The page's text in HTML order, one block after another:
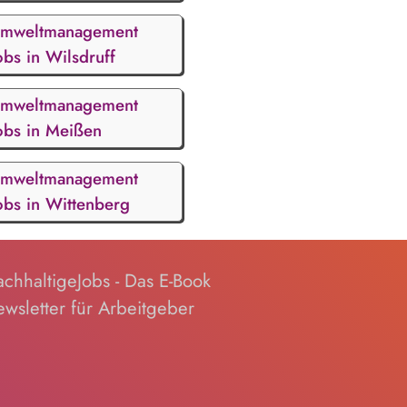
in Wilsdruff
in Meißen
in Wittenberg
- Das E-Book
für Arbeitgeber